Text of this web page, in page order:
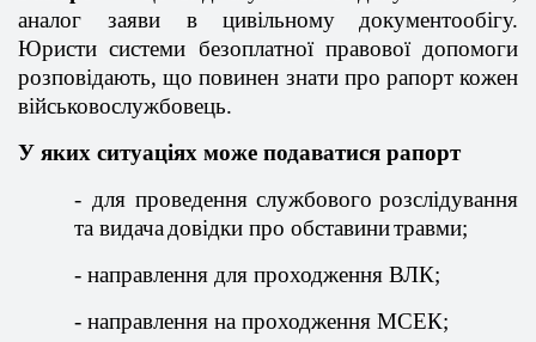
аналог заяви вцивільному документообігу.
Юристи системи безоплатної правової допомоги
розповідають,що повинен знати про рапорткожен
військовослужбовець.
У яких ситуаціях може подаватися рапорт
- для проведення службового розслідування
та видача довідки про обставинитравми;
- направлення для проходження ВЛК;
- направлення на проходження МСЕК;